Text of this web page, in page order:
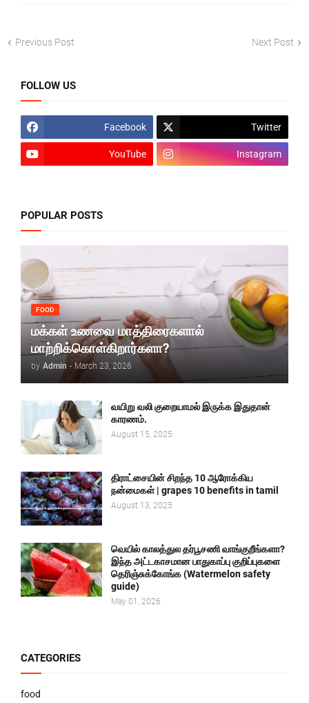
Previous Post Next Post
FOLLOW US
Facebook Twitter
YouTube Instagram
POPULAR POSTS
FOOD
மக்கள் உணவை மாத்திரைகளால்
மாற்றிக்கொள்கிறார்களா?
by Admin - March 23, 2026
வயிறு வலி குறையாமல் இருக்க இதுதான்
காரணம்.
August 15, 2025
திராட்சையின் சிறந்த 10 ஆரோக்கிய
நன்மைகள் | grapes 10 benefits in tamil
August 13, 2025
வெயில் காலத்துல தர்பூசணி வாங்குறீங்களா?
இந்த அட்டகாசமான பாதுகாப்பு குறிப்புகளை
தெரிஞ்சுக்கோங்க (Watermelon safety
guide)
May 01, 2026
CATEGORIES
food